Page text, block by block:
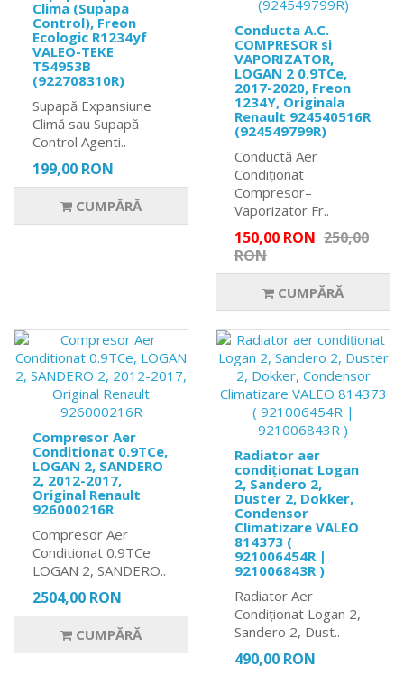
Clima (Supapa
Control), Freon
Ecologic R1234yf
VALEO-TEKE
T54953B
(922708310R)
Supapă Expansiune
Climă sau Supapă
Control Agenti..
199,00 RON
CUMPĂRĂ
Conducta A.C.
COMPRESOR si
VAPORIZATOR,
LOGAN 2 0.9TCe,
2017-2020, Freon
1234Y, Originala
Renault 924540516R
(924549799R)
Conductă Aer
Condiționat
Compresor–
Vaporizator Fr..
150,00 RON 250,00
RON
CUMPĂRĂ
Compresor Aer
Conditionat 0.9TCe,
LOGAN 2, SANDERO
2, 2012-2017,
Original Renault
926000216R
Compresor Aer
Conditionat 0.9TCe
LOGAN 2, SANDERO..
2504,00 RON
CUMPĂRĂ
Radiator aer
condiționat Logan
2, Sandero 2,
Duster 2, Dokker,
Condensor
Climatizare VALEO
814373 (
921006454R |
921006843R )
Radiator Aer
Condiționat Logan 2,
Sandero 2, Dust..
490,00 RON